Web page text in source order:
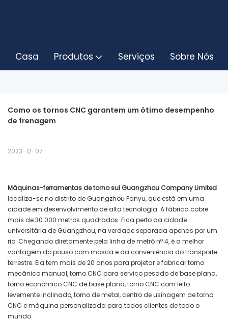
Casa Produtos Serviços Sobre Nós
Como os tornos CNC garantem um ótimo desempenho
de frenagem
2023-12-07
Máquinas-ferramentas de torno sul Guangzhou Company Limited
localiza-se no distrito de Guangzhou Panyu, que está em uma
cidade em desenvolvimento de alta tecnologia. A fábrica cobre
mais de 30.000 metros quadrados. Fica perto da cidade
universitária de Guangzhou, na verdade separada apenas por um
rio. Chegando diretamente pela linha de metrô nº 4, é a melhor
vantagem do pouso com mosca e da conveniência do transporte
terrestre. Ela tem mais de 20 anos para projetar e fabricar torno
mecânico manual, torno CNC para serviço pesado de base plana,
torno econômico CNC de base plana, torno CNC com leito
levemente inclinado, torno de metal, centro de usinagem de torno
CNC e máquina personalizada para todos clientes de todo o
mundo.